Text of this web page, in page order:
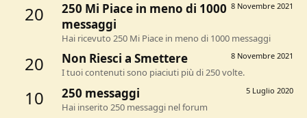
20 8 Novembre 2021
250 Mi Piace in meno di 1000
messaggi
Hai ricevuto 250 Mi Piace in meno di 1000 messaggi
20 8 Novembre 2021
Non Riesci a Smettere
I tuoi contenuti sono piaciuti più di 250 volte.
10 5 Luglio 2020
250 messaggi
Hai inserito 250 messaggi nel forum